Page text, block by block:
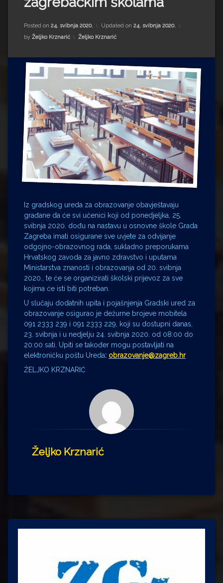
Impressum
Milenko Strižak
Drugi autori
Drugi autori
Ljiljana Lekanić-Kljaić
Željko Krznarić
Mario Lovreković
Miroslav Šantek
Posted on 24. svibnja 2020. Updated on 24. svibnja 2020.
by Željko Krznarić Kategorije:
Željko Krznarić
Iz gradskog ureda za obrazovanje obavještavaju
građane da će svi učenici koji od ponedjeljka, 25.
svibnja 2020. dođu na nastavu u osnovne škole Grada
Zagreba imati osigurane sve uvjete za odvijanje
odgojno-obrazovnog rada, sukladno preporukama
Hrvatskog zavoda za javno zdravstvo i uputama
Ministarstva znanosti i obrazovanja od 20. svibnja
2020., te će se organizirati školski prijevoz za sve
kojima će isti biti potreban.
U slučaju dodatnih upita i pojašnjenja Gradski ured za
obrazovanje osigurao je dežurne brojeve mobitela
091 2333 239 i 091 2333 229, koji su dostupni danas,
23. svibnja i u nedjelju 24. svibnja 2020. od 08:00 do
20:00 sati. Upiti se također mogu postavljati na
elektroničku poštu Ureda: obrazovanje@zagreb.hr
ŽELJKO KRZNARIĆ
Željko Krznarić